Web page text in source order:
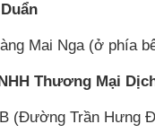
Mai Nga (ở phía
Thương Mại
(Đường Trần Hưng